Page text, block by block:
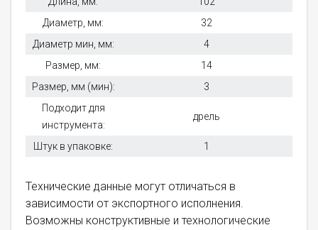
Диаметр, мм:
32
Диаметр мин, мм:
4
Размер, мм:
14
Размер, мм (мин):
3
Подходит для
инструмента:
дрель
Штук в упаковке: 1
Технические данные могут отличаться в
зависимости от экспортного исполнения.
Возможны конструктивные и технологические